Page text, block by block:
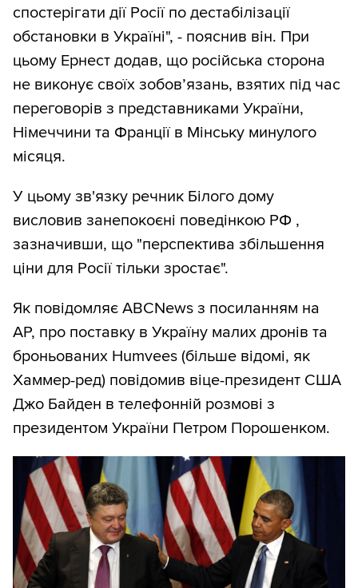
спостерігати дії Росії по дестабілізації
обстановки в Україні", - пояснив він. При
цьому Ернест додав, що російська сторона
не виконує своїх зобов’язань, взятих під час
переговорів з представниками України,
Німеччини та Франції в Мінську минулого
місяця.
У цьому зв'язку речник Білого дому
висловив занепокоєні поведінкою РФ ,
зазначивши, що "перспектива збільшення
ціни для Росії тільки зростає".
Як повідомляє ABCNews з посиланням на
АР, про поставку в Україну малих дронів та
броньованих Humvees (більше відомі, як
Хаммер-ред) повідомив віце-президент США
Джо Байден в телефонній розмові з
президентом України Петром Порошенком.